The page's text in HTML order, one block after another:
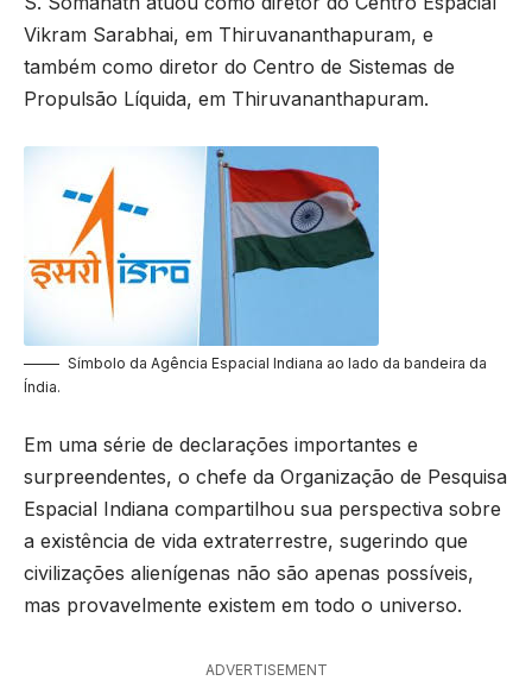
Vikram Sarabhai, em Thiruvananthapuram, e
também como diretor do Centro de Sistemas de
Propulsão Líquida, em Thiruvananthapuram.
Símbolo da Agência Espacial Indiana ao lado da bandeira da
Índia.
Em uma série de declarações importantes e
surpreendentes, o chefe da Organização de Pesquisa
Espacial Indiana compartilhou sua perspectiva sobre
a existência de vida extraterrestre, sugerindo que
civilizações alienígenas não são apenas possíveis,
mas provavelmente existem em todo o universo.
ADVERTISEMENT